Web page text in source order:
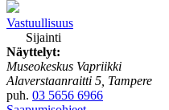
Vastuullisuus
Sijainti
Näyttelyt:
Museokeskus Vapriikki
Alaverstaanraitti 5, Tampere
puh. 03 5656 6966